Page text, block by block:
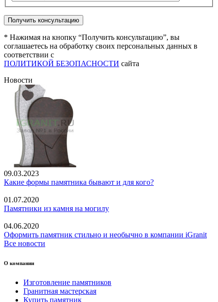
* Нажимая на кнопку “Получить консультацию”, вы
соглашаетесь на обработку своих персональных данных в
соответствии с
ПОЛИТИКОЙ БЕЗОПАСНОСТИ сайта
Новости
09.03.2023
Какие формы памятника бывают и для кого?
01.07.2020
Памятники из камня на могилу
04.06.2020
Оформить памятник стильно и необычно в компании iGranit
Все новости
О компании
Изготовление памятников
Гранитная мастерская
Купить памятник